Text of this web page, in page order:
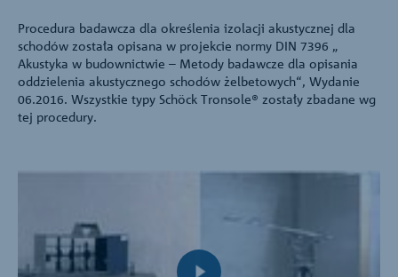
Procedura badawcza dla określenia izolacji akustycznej dla
schodów została opisana w projekcie normy DIN 7396 „
Akustyka w budownictwie – Metody badawcze dla opisania
oddzielenia akustycznego schodów żelbetowych“, Wydanie
06.2016. Wszystkie typy Schöck Tronsole® zostały zbadane wg
tej procedury.